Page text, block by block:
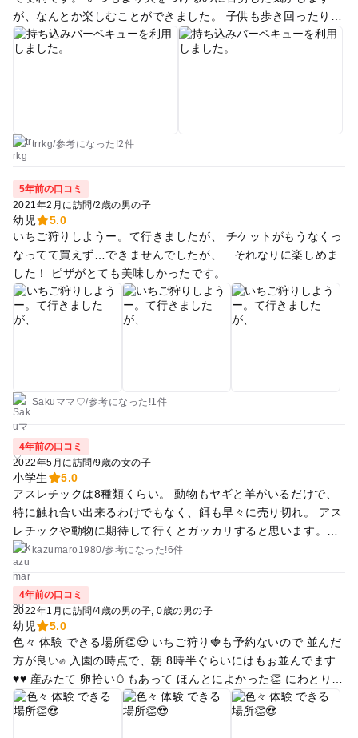
が、なんとか楽しむことができました。 子供も歩き回ったり自
由に過ごせ、ソリをレンタルして斜面を楽しそうに滑っていま
した。 文字通りのどかな場所で癒やされると思います。 次は
trrkg/参考になった!2件
5年前の口コミ
2021年2月に訪問/2歳の男の子
幼児
5.0
いちご狩りしようー。て行きましたが、 チケットがもうなくっ
なってて買えず…できませんでしたが、 それなりに楽しめま
した！ ピザがとても美味しかったです。
Sakuママ♡/参考になった!1件
4年前の口コミ
2022年5月に訪問/9歳の女の子
小学生
5.0
アスレチックは8種類くらい。 動物もヤギと羊がいるだけで、
特に触れ合い出来るわけでもなく、餌も早々に売り切れ。 アス
レチックや動物に期待して行くとガッカリすると思います。※
8種類とはいえ楽しみました。 ただ、私も娘も初めて鶏の卵拾
いが体験できてとても楽しい一日となりました。 入ってすぐの
ちょっとした広場で大道芸人さんの見応えのあるショーもあっ
て娘と一緒に楽しめました。 魚釣りもおじさんに「98%釣れな
い」と言われましたが、なんとか娘に一匹釣らす事が出来まし
た。 野菜摘みに16:30くらいに行ったら終わっていて出来なか
ったのは残念ですが、卵拾いだけでも行く価値があると思いま
す。
kazumaro1980/参考に なった!6件
4年前の口コミ
2022年1月に訪問/4歳の男の子 0歳の男の子
幼児
5.0
色々 体験 できる場所👏😍 いちご狩り🍓も予約ないので 並んだ
方が良い✊ 入園の時点で、朝 8時半ぐらいにはもぉ並んでます
♥︎♥︎ 産みたて 卵拾い🥚もあって ほんとによかった👏 にわとり🐔
さんありがとうって気持ちになる😌 アスレチックと広い芝生も
あるので ピクニックもできるし、ピザ🍕も食べれるし、卵かけ